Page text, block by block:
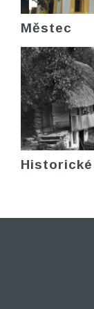
Městec